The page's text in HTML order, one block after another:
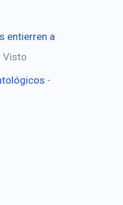
entierren a
Visto
-